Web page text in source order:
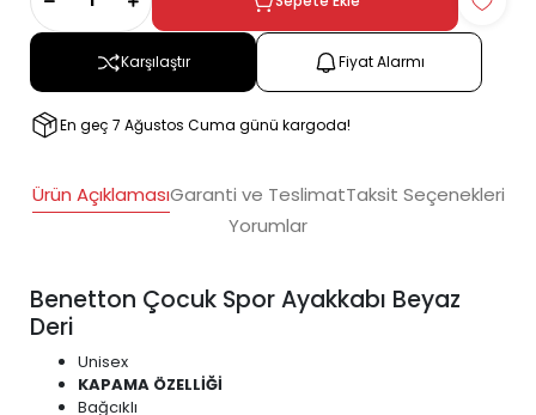
Karşılaştır Fiyat Alarmı
En geç 7 Ağustos Cuma günü kargoda!
Ürün AçıklamasıGaranti ve TeslimatTaksit Seçenekleri
Yorumlar
Benetton Çocuk Spor Ayakkabı Beyaz
Deri
Unisex
KAPAMA ÖZELLİĞİ
Bağcıklı